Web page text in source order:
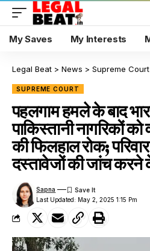
My Saves My Interests
Legal Beat > News > Supreme Court
SUPREME COURT
पहलगाम हमले के बाद
पाकिस्तानी नागरिकों
की फिलहाल रोक;
दस्तावेजों की जांच करने
Last Updated: May 2, 2025 1:15 Pm
Sapna